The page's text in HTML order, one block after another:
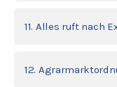
11. Alles ruft nach
12.